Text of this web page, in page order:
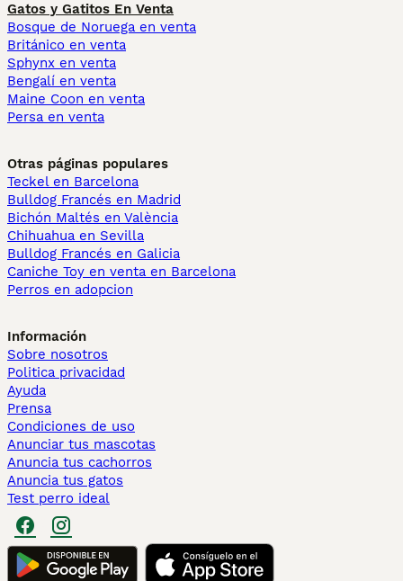
Gatos y Gatitos En Venta
Bosque de Noruega en venta
Británico en venta
Sphynx en venta
Bengalí en venta
Maine Coon en venta
Persa en venta
Otras páginas populares
Teckel en Barcelona
Bulldog Francés en Madrid
Bichón Maltés en València
Chihuahua en Sevilla
Bulldog Francés en Galicia
Caniche Toy en venta en Barcelona
Perros en adopcion
Información
Sobre nosotros
Politica privacidad
Ayuda
Prensa
Condiciones de uso
Anunciar tus mascotas
Anuncia tus cachorros
Anuncia tus gatos
Test perro ideal